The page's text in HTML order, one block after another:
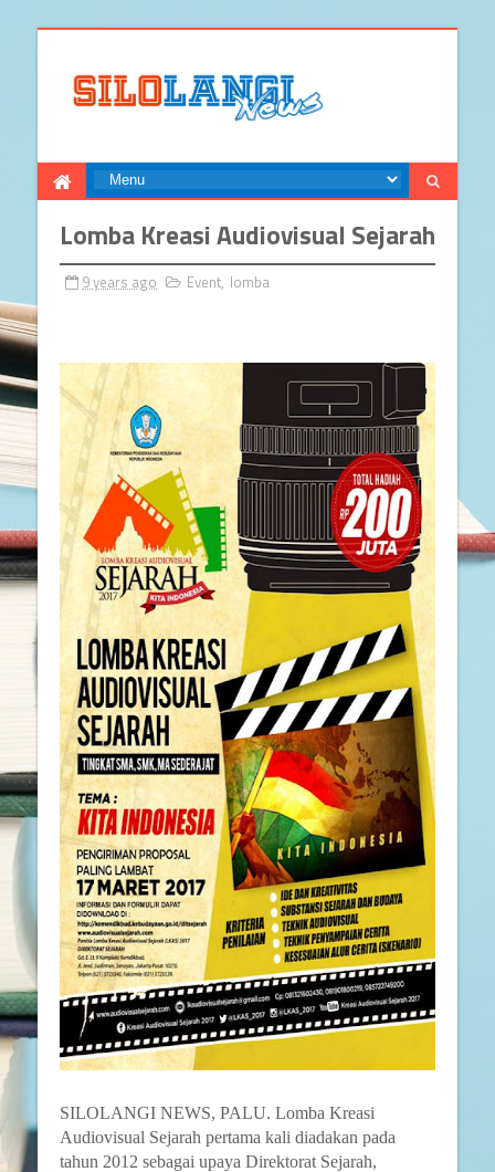
Lomba Kreasi Audiovisual Sejarah
9 years ago Event, lomba
SILOLANGI NEWS, PALU. Lomba Kreasi
Audiovisual Sejarah pertama kali diadakan pada
tahun 2012 sebagai upaya Direktorat Sejarah,